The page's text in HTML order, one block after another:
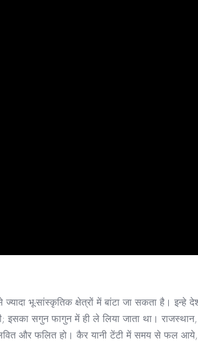
ज्यादा भू-सांस्कृतिक क्षेत्रों में बांटा जा सकता है।
सगुन फागुन में ही ले लिया जाता था।
और फलित हो। कैर यानी टेंटी में समय से फल आये,